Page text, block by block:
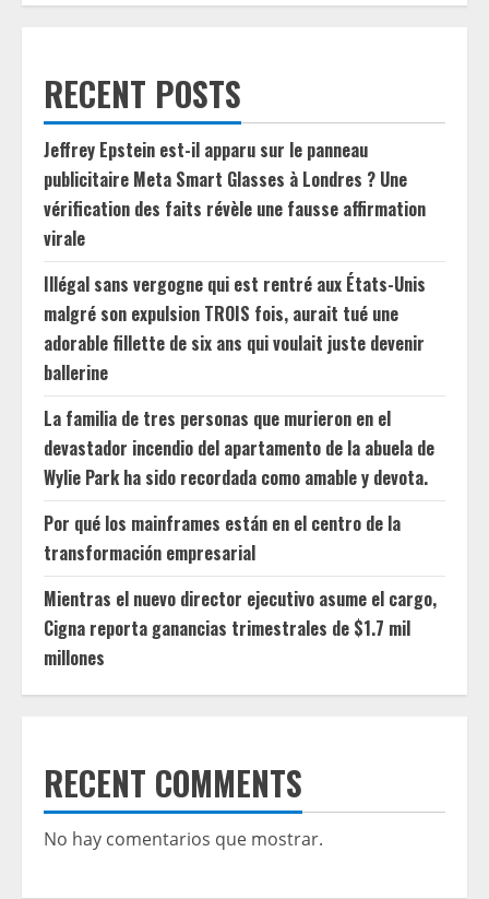
RECENT POSTS
Jeffrey Epstein est-il apparu sur le panneau
publicitaire Meta Smart Glasses à Londres ? Une
vérification des faits révèle une fausse affirmation
virale
Illégal sans vergogne qui est rentré aux États-Unis
malgré son expulsion TROIS fois, aurait tué une
adorable fillette de six ans qui voulait juste devenir
ballerine
La familia de tres personas que murieron en el
devastador incendio del apartamento de la abuela de
Wylie Park ha sido recordada como amable y devota.
Por qué los mainframes están en el centro de la
transformación empresarial
Mientras el nuevo director ejecutivo asume el cargo,
Cigna reporta ganancias trimestrales de $1.7 mil
millones
RECENT COMMENTS
No hay comentarios que mostrar.